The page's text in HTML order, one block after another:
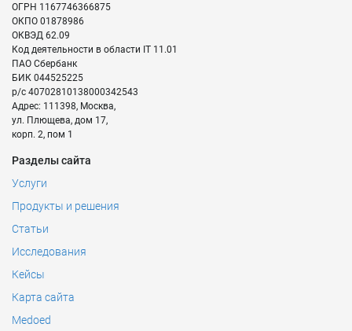
ОГРН 1167746366875
ОКПО 01878986
ОКВЭД 62.09
Код деятельности в области IT 11.01
ПАО Сбербанк
БИК 044525225
р/с 40702810138000342543
Адрес: 111398, Москва,
ул. Плющева, дом 17,
корп. 2, пом 1
Разделы сайта
Услуги
Продукты и решения
Статьи
Исследования
Кейсы
Карта сайта
Medoed